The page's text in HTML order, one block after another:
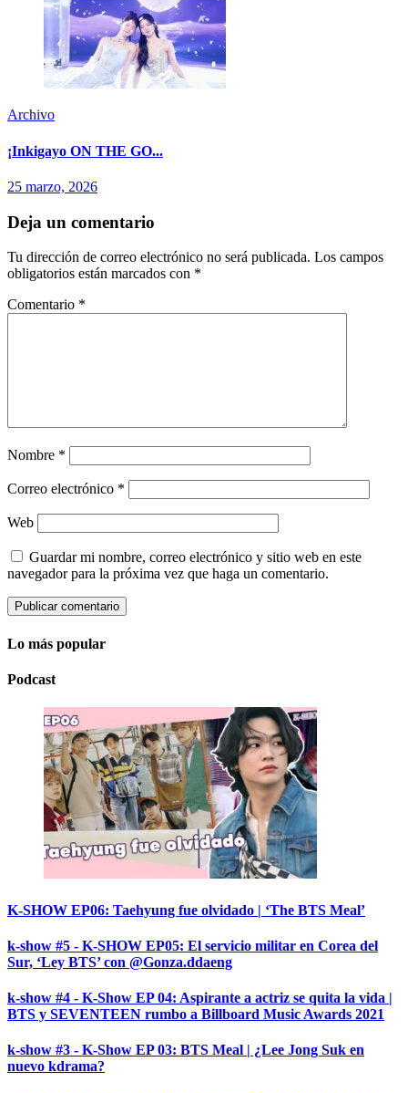
Archivo
¡Inkigayo ON THE GO...
25 marzo, 2026
Deja un comentario
Tu dirección de correo electrónico no será publicada. Los campos
obligatorios están marcados con *
Comentario *
Nombre *
Correo electrónico *
Web
Guardar mi nombre, correo electrónico y sitio web en este
navegador para la próxima vez que haga un comentario.
Lo más popular
Podcast
K-SHOW EP06: Taehyung fue olvidado | ‘The BTS Meal’
k-show #5 - K-SHOW EP05: El servicio militar en Corea del
Sur, ‘Ley BTS’ con @Gonza.ddaeng
k-show #4 - K-Show EP 04: Aspirante a actriz se quita la vida |
BTS y SEVENTEEN rumbo a Billboard Music Awards 2021
k-show #3 - K-Show EP 03: BTS Meal | ¿Lee Jong Suk en
nuevo kdrama?